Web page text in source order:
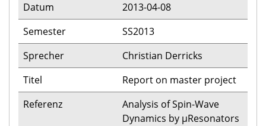
Datum
2013-04-08
Semester
SS2013
Sprecher
Christian Derricks
Titel
Report on master project
Referenz
Analysis of Spin-Wave
Dynamics by µResonators